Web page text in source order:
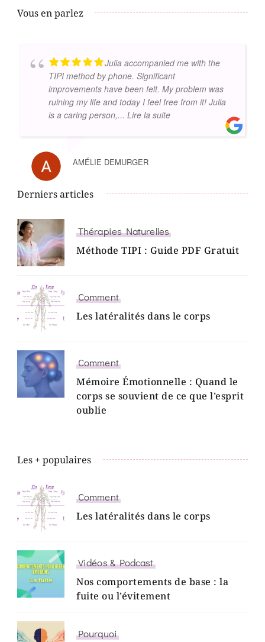
Vous en parlez
Julia accompanied me with the
TIPI method by phone. Significant
improvements have been felt. My problem was
ruining my life and today I feel free from it! Julia
is a caring person,... Lire la suite
AMÉLIE DEMURGER
Derniers articles
Thérapies Naturelles
Méthode TIPI : Guide PDF Gratuit
Comment
Les latéralités dans le corps
Comment
Mémoire Émotionnelle : Quand le
corps se souvient de ce que l’esprit
oublie
Les + populaires
Comment
Les latéralités dans le corps
Vidéos & Podcast
Nos comportements de base : la
fuite ou l’évitement
Pourquoi